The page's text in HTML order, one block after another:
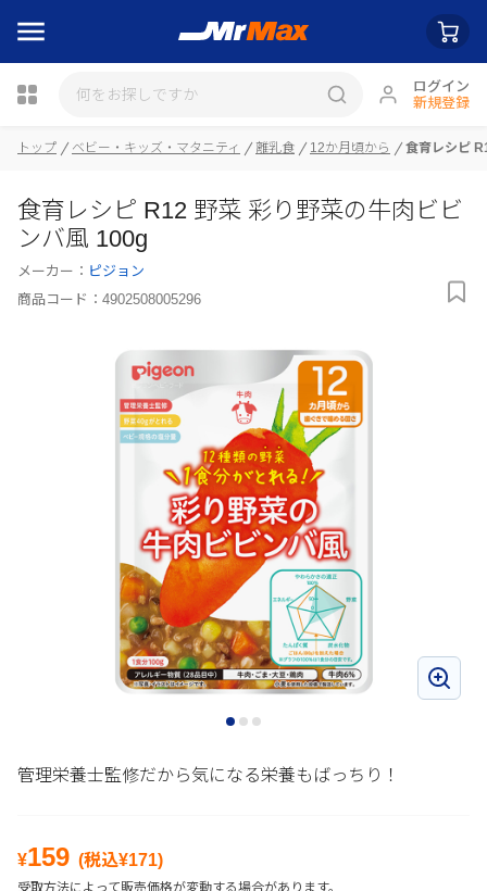
ログイン
新規登録
トップ ベビー・キッズ・マタニティ 離乳食 12か月頃から 食育レシピ
食育レシピ R12 野菜 彩り野菜の牛肉ビビ
ンバ風 100g
メーカー： ピジョン
商品コード： 4902508005296
管理栄養士監修だから気になる栄養もばっちり！
¥159 (税込¥171)
受取方法によって販売価格が変動する場合があります。